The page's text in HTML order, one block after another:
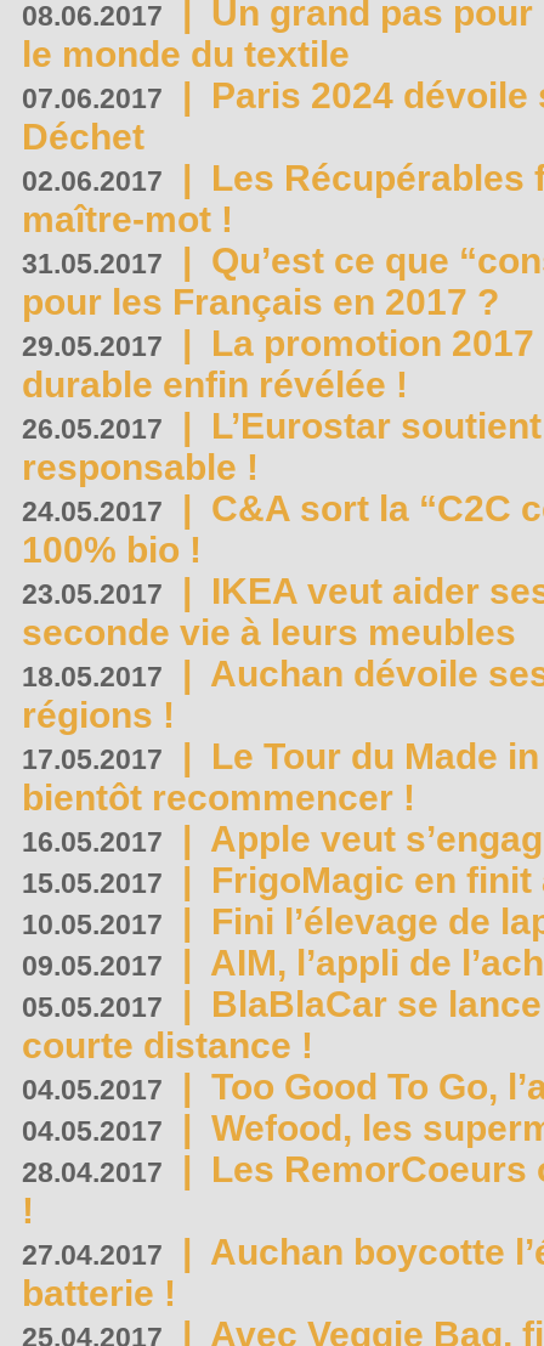
08.06.2017
Un grand pas
le monde du textile
07.06.2017 | Paris 2024
Déchet
02.06.2017 | Les Récupérables
maître-mot !
31.05.2017 | Qu’est ce que
pour les Français en 2017 ?
29.05.2017 | La promotion
durable enfin révélée !
26.05.2017 | L’Eurostar
responsable !
24.05.2017 | C&A sort la “C2C
100% bio !
23.05.2017 | IKEA veut aider
seconde vie à leurs meubles
18.05.2017 | Auchan dévoile
régions !
17.05.2017 | Le Tour du Made
bientôt recommencer !
16.05.2017 | Apple veut
15.05.2017 | FrigoMagic en
10.05.2017 | Fini l’élevage de
09.05.2017 | AIM, l’appli de
05.05.2017 | BlaBlaCar se
courte distance !
04.05.2017 | Too Good To Go,
04.05.2017 | Wefood, les
28.04.2017 | Les RemorCoeurs
!
27.04.2017 | Auchan boycotte
batterie !
25.04.2017 | Avec Veggie Bag,